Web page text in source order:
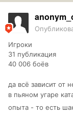
Игроки
31 публикация
40 006 боёв
да всё зависит от
в пьяном угаре
опыта - то есть